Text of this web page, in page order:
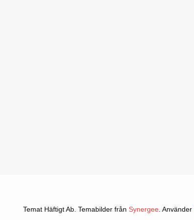
Temat Häftigt Ab. Temabilder från Synergee . Använder